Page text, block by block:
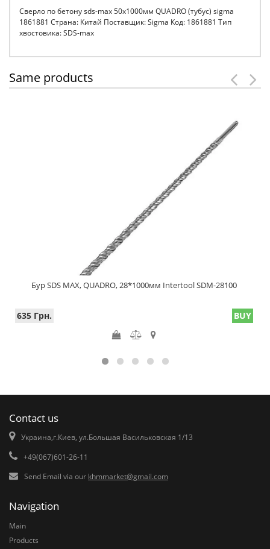
Сверло по бетону sds-max 50х1000мм QUADRO (тубус) sigma
1861881 Страна: Китай Поставщик: Sigma Код: 1861881 Тип
хвостовика: SDS-max
Same products
Бур SDS MAX, QUADRO, 28*1000мм Intertool SDM-28100
635 Грн. BUY
Contact us
Украина,г.Киев, ул.Большая Васильковская 1/13
+49(067)601-26-11
Send Email via our khmmarket@gmail.com
Navigation
Main
Products